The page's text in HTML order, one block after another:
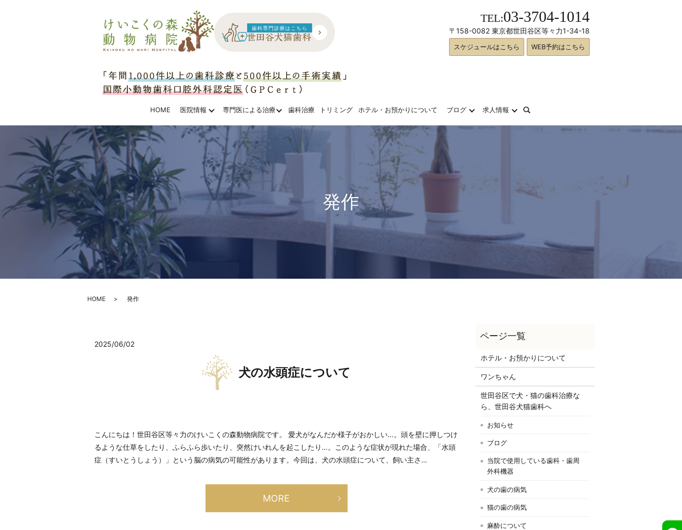
歯科専門診療はこちら
TEL:03-3704-1014
〒158-0082 東京都世田谷区等々力1-34-18
スケジュールはこちら WEB予約はこちら
HOME 医院情報 専門医による治療 歯科治療 トリミング ホテル・お預かりについて ブログ 求人情報
発作
HOME 発作
2025/06/02
犬の水頭症について
こんにちは！世田谷区等々力のけいこくの森動物病院です。 愛犬がなんだか様子がおかしい…。頭を壁に押しつけ
るような仕草をしたり、ふらふら歩いたり、突然けいれんを起こしたり…。このような症状が現れた場合、「水頭
症（すいとうしょう）」という脳の病気の可能性があります。今回は、犬の水頭症について、飼い主さ…
MORE
ホテル・お預かりについて
ワンちゃん
世田谷区で犬・猫の歯科治療な
ら、世田谷犬猫歯科へ
お知らせ
ブログ
当院で使用している歯科・歯周
外科機器
犬の歯の病気
猫の歯の病気
麻酔について